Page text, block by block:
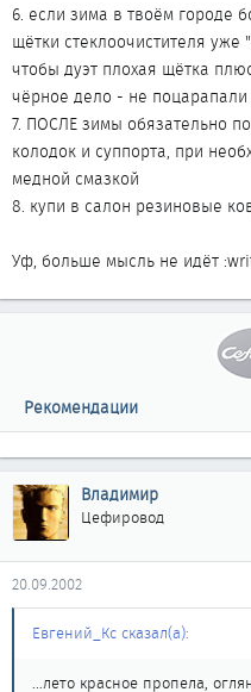
6. если зима в твоём городе
щётки стеклоочистителя
чтобы дуэт плохая щётка
чёрное дело - не поцарапали
7. ПОСЛЕ зимы обязательно
колодок и суппорта, при
медной смазкой
8. купи в салон резиновые
Уф, больше мысль не идёт
Рекомендации
Владимир
Цефировод
20.09.2002
Евгений_Кс сказал(а):
...лето красное пропела,